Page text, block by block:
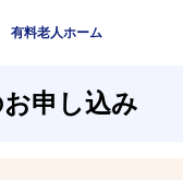
有料老人ホーム
申し込み